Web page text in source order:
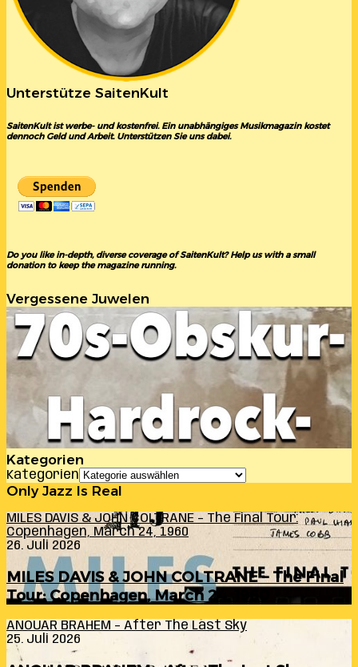
Unterstütze SaitenKult
SaitenKult ist werbe- und kostenfrei. Ein unabhängiges Musikmagazin kostet
dennoch Geld und Arbeit. Unterstützen Sie uns dabei.
Do you like in-depth, diverse coverage of SaitenKult? Help us with a small
donation to keep the magazine running.
Vergessene Juwelen
Kategorien
Kategorien
Only Jazz Is Real
MILES DAVIS & JOHN COLTRANE – The Final Tour:
Copenhagen, March 24, 1960
26. Juli 2026
MILES DAVIS & JOHN COLTRANE – The Final
Tour: Copenhagen, March 24, 1960
ANOUAR BRAHEM – After The Last Sky
25. Juli 2026